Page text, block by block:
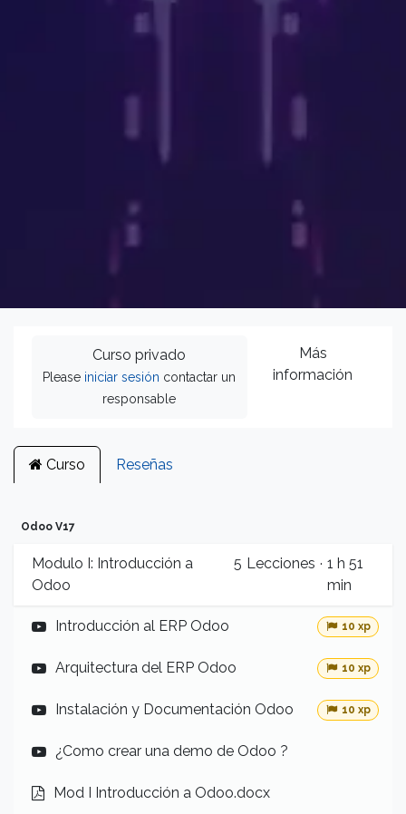
Curso privado
Please iniciar sesión contactar un
responsable
Más
información
Curso Reseñas
Odoo V17
Modulo I: Introducción a
Odoo
5 Lecciones · 1 h 51
min
Introducción al ERP Odoo 10 xp
Arquitectura del ERP Odoo 10 xp
Instalación y Documentación Odoo 10 xp
¿Como crear una demo de Odoo ?
Mod I Introducción a Odoo.docx